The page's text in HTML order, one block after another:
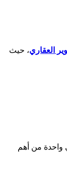
العقاري، حيث
واحدة من أهم